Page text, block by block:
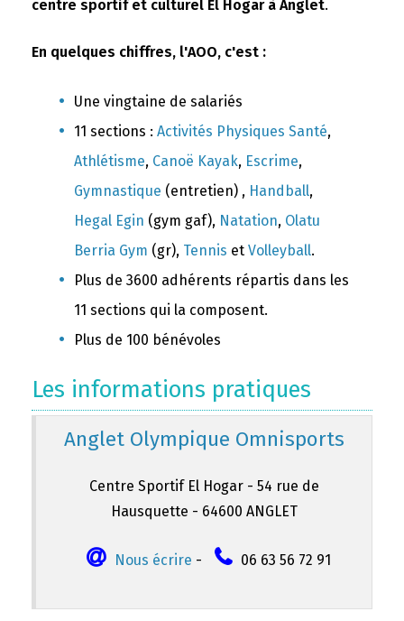
centre sportif et culturel El Hogar à Anglet.
En quelques chiffres, l'AOO, c'est :
Une vingtaine de salariés
11 sections : Activités Physiques Santé,
Athlétisme, Canoë Kayak, Escrime,
Gymnastique (entretien) , Handball,
Hegal Egin (gym gaf), Natation, Olatu
Berria Gym (gr), Tennis et Volleyball.
Plus de 3600 adhérents répartis dans les
11 sections qui la composent.
Plus de 100 bénévoles
Les informations pratiques
Anglet Olympique Omnisports
Centre Sportif El Hogar - 54 rue de
Hausquette - 64600 ANGLET
Nous écrire - 06 63 56 72 91